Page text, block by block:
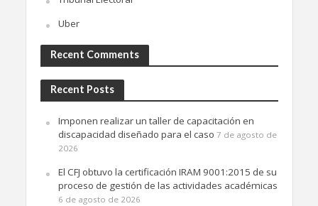
Uber
Recent Comments
Recent Posts
Imponen realizar un taller de capacitación en
discapacidad diseñado para el caso 7 de agosto de
2026
El CFJ obtuvo la certificación IRAM 9001:2015 de su
proceso de gestión de las actividades académicas
6 de agosto de 2026